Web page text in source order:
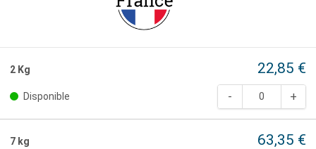
2 Kg 22,85 €
Disponible
7 kg 63,35 €